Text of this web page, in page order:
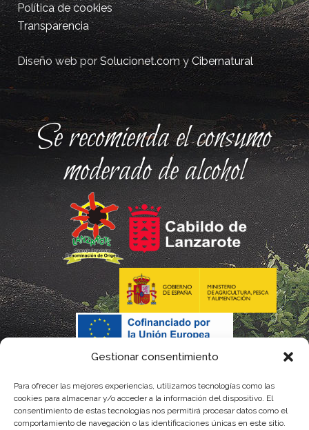
Gestionar consentimiento
Para ofrecer las mejores experiencias, utilizamos tecnologías como las
cookies para almacenar y/o acceder a la información del dispositivo. El
consentimiento de estas tecnologías nos permitirá procesar datos como el
comportamiento de navegación o las identificaciones únicas en este sitio.
Política de cookies
Transparencia
Diseño web porSolucionet.comyCibernatural
Se recomienda el consumo
moderado de alcohol